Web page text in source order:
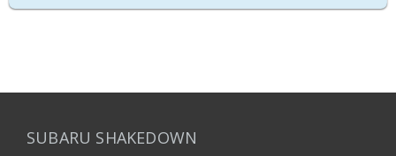
SUBARU SHAKEDOWN